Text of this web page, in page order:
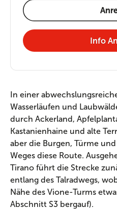
In einer
Wasserläufen und
durch Ackerland,
Kastanienhaine und alte
aber die Burgen, Türme
Weges diese Route.
Tirano führt die Strecke
entlang des Talradwegs,
Nähe des Vione-Turms
Abschnitt S3 bergauf).
Info